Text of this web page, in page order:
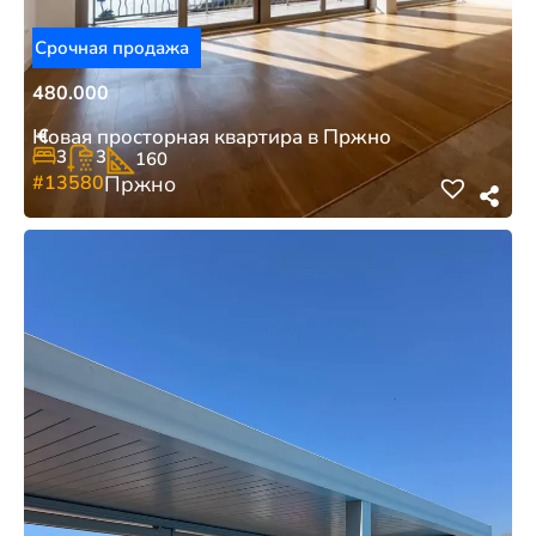
480.000
€
Новая просторная квартира в Пржно
3 3 160
#13580Пржно
Срочная продажа